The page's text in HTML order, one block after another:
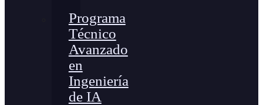
Programa
Técnico
Avanzado
en
Ingeniería
de IA